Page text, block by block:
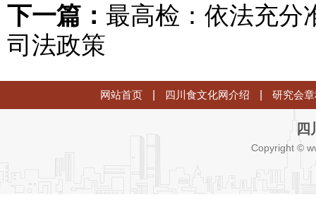
下一篇： 最高检：依法充分
司法政策
网站首页 四川食文化网介绍 研究会
Copyright ©